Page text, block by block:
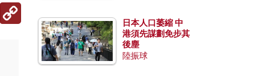
日本人口萎縮 中
港須先謀劃免步其
後塵
陸振球